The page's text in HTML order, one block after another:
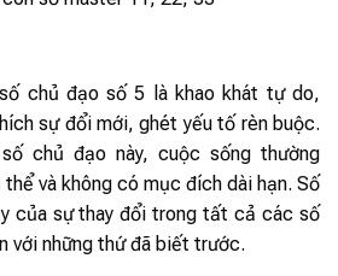
chủ đạo số 5 là khao khát tự do,
sự đổi mới, ghét yếu tố rèn buộc.
chủ đạo này, cuộc sống thường
và không có mục đích dài hạn. Số
của sự thay đổi trong tất cả các số
với những thứ đã biết trước.